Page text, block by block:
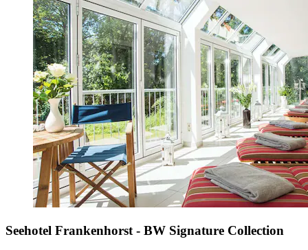
Seehotel Frankenhorst - BW Signature Collection